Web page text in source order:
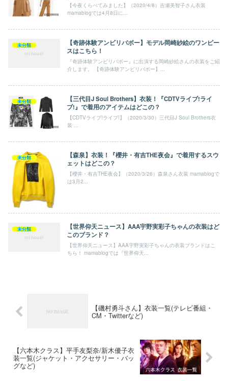
【今夜くらべてみました】（2020/4/8）吉瀬美智子さん衣装
mamablogでは4月8日に...
未分類
【奇跡体験アンビリバボー】モデル岡崎紗絵のワンピー
スはこちら！
『奇跡体験アンビリバボー』に出演する岡崎紗絵さんの衣装をご紹
介します。 【奇跡体験アンビリバボー】...
未分類
【三代目J Soul Brothers】衣装！『CDTVライブ!ライ
ブ!』で着用のアイテムはどこの？
【CDTVライブ!ライブ!】（2020/3/30）三代目J Soul Brothers衣
装 ...
未分類
【森泉】衣装！『櫻井・有吉THE夜会』で着用するスウ
ェットはどこの？
【櫻井・有吉THE夜会】（2020/3/26）森泉さん衣装 mamablogで
は3月2...
未分類
【世界仰天ニュース】AAA宇野実彩子ちゃんの衣装はど
このブランド？
【世界仰天ニュース】AAA宇野実彩子ちゃんの衣装ブランドはこ
ちら！ mamablogでは『世界仰天...
【磯村勇斗さん】衣装一覧(テレビ番組・
CM・Twitterなど)
【六本木クラス】平手友梨奈/新木優子衣
装一覧(ジャケット・アクセサリー・バッ
グなど)